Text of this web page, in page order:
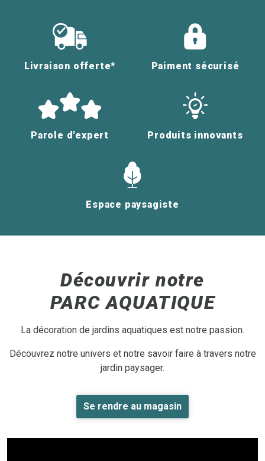
Livraison offerte* Paiment sécurisé
Parole d'expert Produits innovants
Espace paysagiste
Découvrir notre
PARC AQUATIQUE
La décoration de jardins aquatiques est notre passion.
Découvrez notre univers et notre savoir faire à travers notre
jardin paysager.
Se rendre au magasin